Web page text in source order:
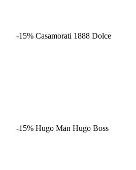
-15% Casamorati 1888 Dolce
-15% Hugo Man Hugo Boss